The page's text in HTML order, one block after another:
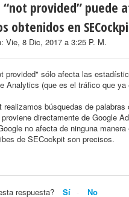
provided” puede
obtenidos en
Vie, 8 Dic, 2017 a 3:25 P. M.
provided" sólo afecta las
Analytics (que es el tráfico que
realizamos búsquedas de
directamente de Google
no afecta de ninguna
de SECockpit son precisos.
respuesta? Sí No